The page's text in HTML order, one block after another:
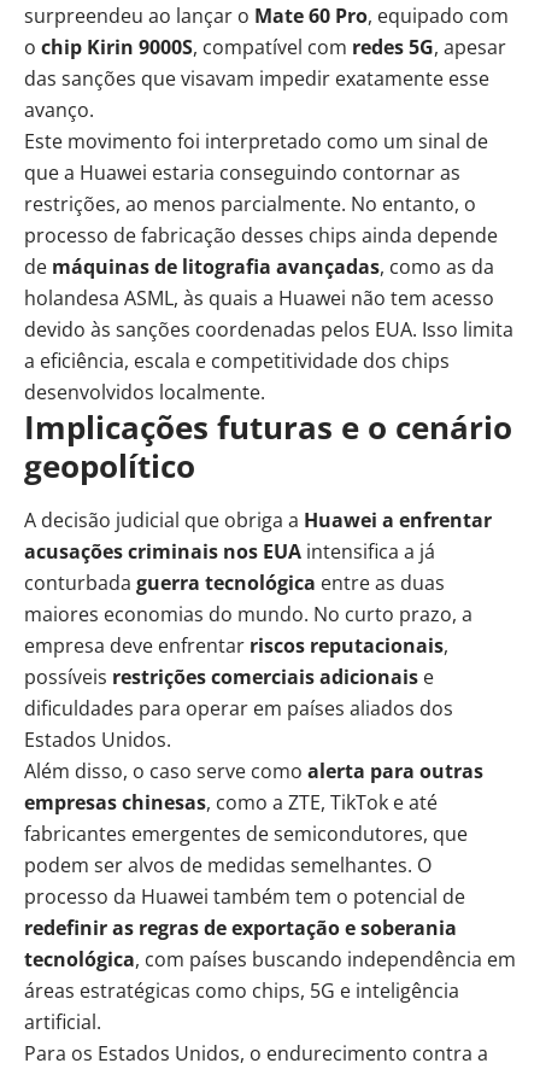
surpreendeu ao lançar o Mate 60 Pro, equipado com
o chip Kirin 9000S, compatível com redes 5G, apesar
das sanções que visavam impedir exatamente esse
avanço.
Este movimento foi interpretado como um sinal de
que a Huawei estaria conseguindo contornar as
restrições, ao menos parcialmente. No entanto, o
processo de fabricação desses chips ainda depende
de máquinas de litografia avançadas, como as da
holandesa ASML, às quais a Huawei não tem acesso
devido às sanções coordenadas pelos EUA. Isso limita
a eficiência, escala e competitividade dos chips
desenvolvidos localmente.
Implicações futuras e o cenário
geopolítico
A decisão judicial que obriga a Huawei a enfrentar
acusações criminais nos EUA intensifica a já
conturbada guerra tecnológica entre as duas
maiores economias do mundo. No curto prazo, a
empresa deve enfrentar riscos reputacionais,
possíveis restrições comerciais adicionais e
dificuldades para operar em países aliados dos
Estados Unidos.
Além disso, o caso serve como alerta para outras
empresas chinesas, como a ZTE, TikTok e até
fabricantes emergentes de semicondutores, que
podem ser alvos de medidas semelhantes. O
processo da Huawei também tem o potencial de
redefinir as regras de exportação e soberania
tecnológica, com países buscando independência em
áreas estratégicas como chips, 5G e inteligência
artificial.
Para os Estados Unidos, o endurecimento contra a